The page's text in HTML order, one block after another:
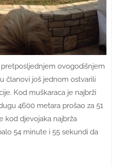
ovogodišnjem
članovi još jednom ostvarili
Kod muškaraca je najbrži
4600 metara prošao za 51
kod djevojaka najbrža
54 minute i 55 sekundi da